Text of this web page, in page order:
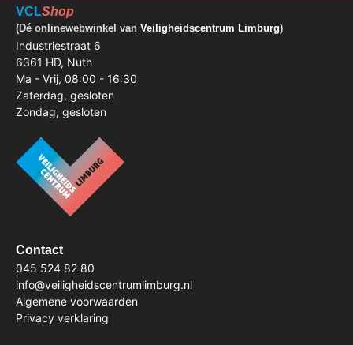
VCLShop
(Dé onlinewebwinkel van Veiligheidscentrum Limburg)
Industriestraat 6
6361 HD, Nuth
Ma - Vrij, 08:00 - 16:30
Zaterdag, gesloten
Zondag, gesloten
Contact
045 524 82 80
info@veiligheidscentrumlimburg.nl
Algemene voorwaarden
Privacy verklaring